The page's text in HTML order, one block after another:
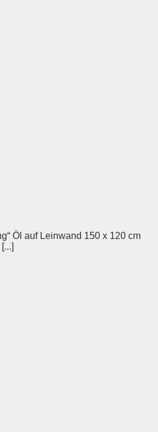
Öl auf Leinwand 150 x 120 cm